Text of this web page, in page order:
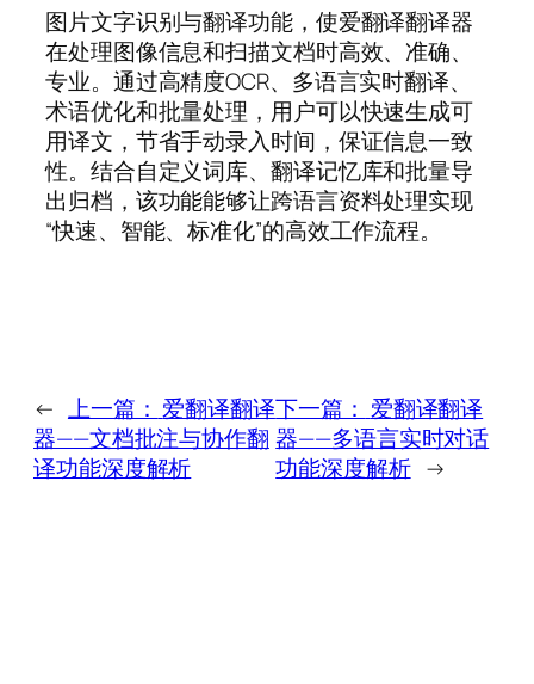
图片文字识别与翻译功能，使爱翻译翻译器
在处理图像信息和扫描文档时高效、准确、
专业。通过高精度OCR、多语言实时翻译、
术语优化和批量处理，用户可以快速生成可
用译文，节省手动录入时间，保证信息一致
性。结合自定义词库、翻译记忆库和批量导
出归档，该功能能够让跨语言资料处理实现
“快速、智能、标准化”的高效工作流程。
← 上一篇： 爱翻译翻译
器——文档批注与协作翻
译功能深度解析
下一篇： 爱翻译翻译
器——多语言实时对话
功能深度解析 →